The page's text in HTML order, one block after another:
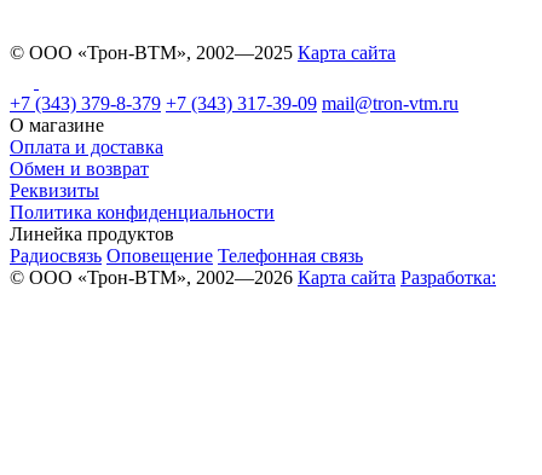
© ООО «Трон-ВТМ», 2002—2025 Карта сайта
+7 (343) 379-8-379 +7 (343) 317-39-09 mail@tron-vtm.ru
О магазине
Оплата и доставка
Обмен и возврат
Реквизиты
Политика конфиденциальности
Линейка продуктов
Радиосвязь Оповещение Телефонная связь
© ООО «Трон-ВТМ», 2002—2026 Карта сайта Разработка: